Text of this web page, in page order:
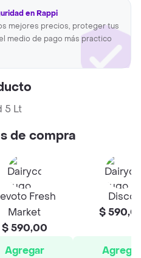
en Rappi
mejores precios, proteger tus
medio de pago más practico
5 Lt
de compra
Fresh
Market
$ 590,00
Agregar
Disco
$
Agregar